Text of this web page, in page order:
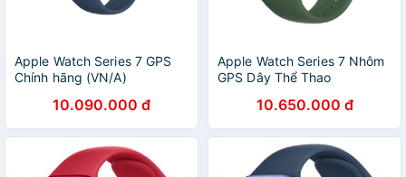
Apple Watch Series 7 GPS
Chính hãng (VN/A)
10.090.000 đ
Apple Watch Series 7 Nhôm
GPS Dây Thể Thao
10.650.000 đ